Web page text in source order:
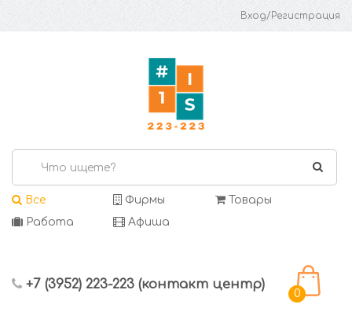
Вход/Регистрация
Все Фирмы
Товары
Работа
Афиша
+7 (3952) 223-223 (контакт центр)
0